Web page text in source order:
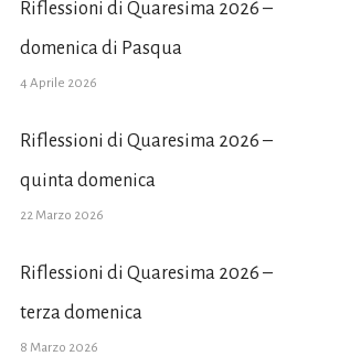
Riflessioni di Quaresima 2026 –
domenica di Pasqua
4 Aprile 2026
Riflessioni di Quaresima 2026 –
quinta domenica
22 Marzo 2026
Riflessioni di Quaresima 2026 –
terza domenica
8 Marzo 2026